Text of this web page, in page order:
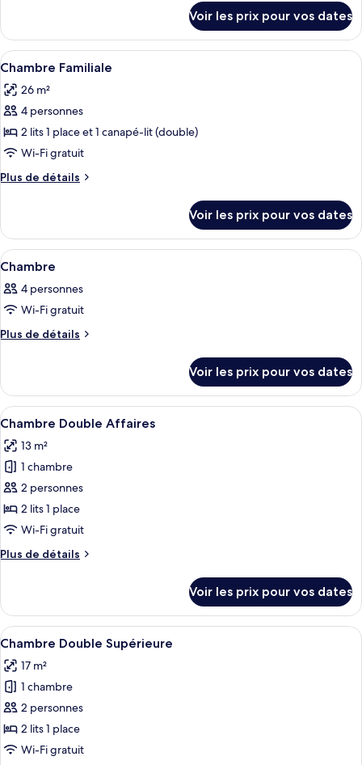
Chambre
Double
Standard
le
type
de
Chambre
Double
Voir les prix pour vos dates
Afficher
toutes
les
photos
pour
ce
type
de
Chambre
Familiale
Une chambre d’hôtel comprenant
6
Chambre Familiale
26 m²
4 personnes
2 lits 1 place et 1 canapé-lit (double)
Wi-Fi gratuit
Plus de détails
Plus
le
type
de
Chambre
Familiale
Voir les prix pour vos dates
Afficher
toutes
les
photos
pour
de
chambre :
Chambre
Une chambre à coucher avec un lit,
5
Chambre
4 personnes
Wi-Fi gratuit
Plus de détails
Plus
le
type
de
Chambre
Voir les prix pour vos dates
Afficher
toutes
les
photos
pour
ce
type
chambre :
Affaires
Une chambre d’hôtel avec un lit,
5
Chambre Double Affaires
13 m²
1 chambre
2 personnes
2 lits 1 place
Wi-Fi gratuit
Plus de détails
Plus
le
type
de
Chambre
Double
Affaires
Voir les prix pour vos dates
Afficher
toutes
les
photos
pour
ce
type
Une chambre d’hôtel avec un lit,
5
Chambre Double Supérieure
17 m²
1 chambre
2 personnes
2 lits 1 place
Wi-Fi gratuit